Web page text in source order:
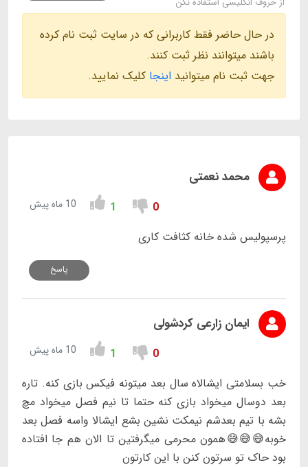
در حال حاضر فقط کاربرانی که در سایت ثبت نام کرده
باشند میتوانند نظر ثبت کنند.
جهت ثبت نام میتوانید اینجا کلیک نمایید.
محمد نعمتی
0
1 10 ماه پیش
پرسپولیس شده خانه کثافت کاری
پاسخ
ایمان زارعی کردشولی
0
1 10 ماه پیش
خب بسلامتی ایشالاه سال بعد میتونه فیکس بازی کنه. تاره
بعد دوسال میخواد بازی کنه حتما تا نیم فصل میخواد مچ
بشه با تیم بعدشم نیمکت نشین بشع ایشالا واسه فصل بعد
خوبه😅😅😅همون محرمی میگرفتین تا الان هم جا افتاده
بود حاک تو سرتون کنن با این کارتون